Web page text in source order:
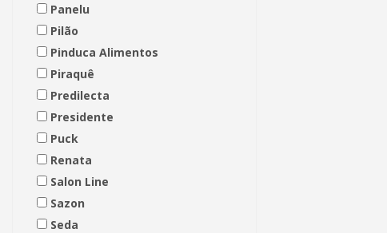
Panelu
Pilão
Pinduca Alimentos
Piraquê
Predilecta
Presidente
Puck
Renata
Salon Line
Sazon
Seda